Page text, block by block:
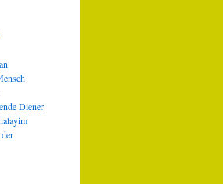
Diener